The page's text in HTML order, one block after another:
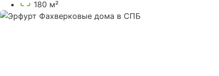
180 м²